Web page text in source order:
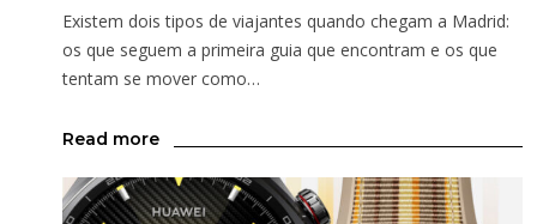
Existem dois tipos de viajantes quando chegam a Madrid:
os que seguem a primeira guia que encontram e os que
tentam se mover como…
Read more